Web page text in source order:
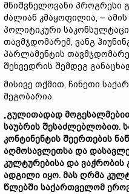
მნიშვნელოვანი პროგრესი
ძალიან კმაყოფილია, –
პოლიტიკური
თავმჯდომარემ, ვანგ
პარლამენტის
შეხვედრის შემდეგ
მისივე თქმით, ჩინეთი
მეგობარია.
„გულითადად
საუბრის შესაძლებლობით.
კონტინენტის შეერთების
აღმოსავლეთსა და
კულტურებისა და ვაჭრობის
ადგილი იყო. მას ღრმა
წლებში საქართველომ